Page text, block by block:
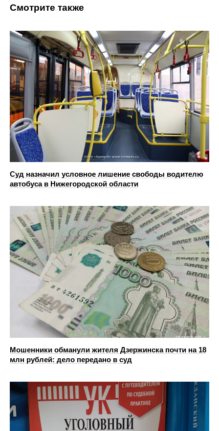
Смотрите также
Суд назначил условное лишение свободы водителю
автобуса в Нижегородской области
Мошенники обманули жителя Дзержинска почти на 18
млн рублей: дело передано в суд